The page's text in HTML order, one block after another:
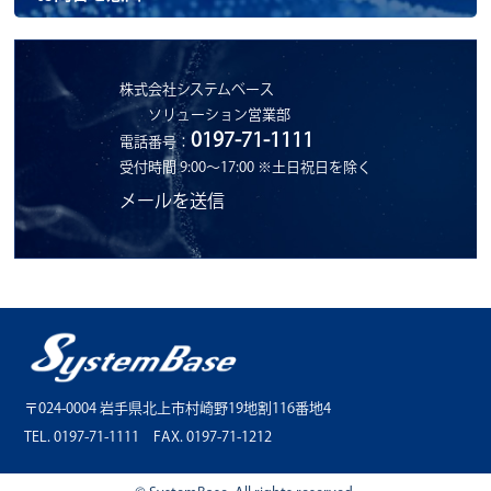
株式会社システムベース
ソリューション営業部
電話番号： 0197-71-1111
受付時間 9:00～17:00 ※土日祝日を除く
メールを送信
〒024-0004 岩手県北上市村崎野19地割116番地4
TEL. 0197-71-1111 FAX. 0197-71-1212